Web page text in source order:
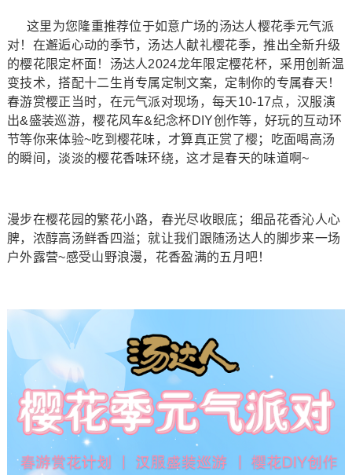
这里为您隆重推荐位于如意广场的汤达人樱花季元气派
对！在邂逅心动的季节，汤达人献礼樱花季，推出全新升级
的樱花限定杯面！汤达人2024龙年限定樱花杯，采用创新温
变技术，搭配十二生肖专属定制文案，定制你的专属春天！
春游赏樱正当时，在元气派对现场，每天10-17点，汉服演
出&盛装巡游，樱花风车&纪念杯DIY创作等，好玩的互动环
节等你来体验~吃到樱花味，才算真正赏了樱；吃面喝高汤
的瞬间，淡淡的樱花香味环绕，这才是春天的味道啊~
漫步在樱花园的繁花小路，春光尽收眼底；细品花香沁人心
脾，浓醇高汤鲜香四溢；就让我们跟随汤达人的脚步来一场
户外露营~感受山野浪漫，花香盈满的五月吧！